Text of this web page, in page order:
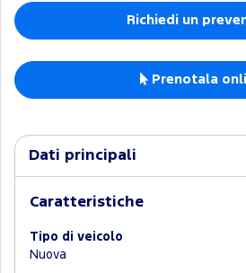
Richiedi un
Prenotala
Dati principali
Caratteristiche
Tipo di veicolo
Nuova